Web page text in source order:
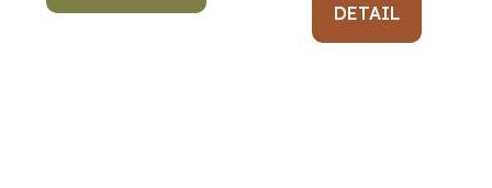
DETAIL